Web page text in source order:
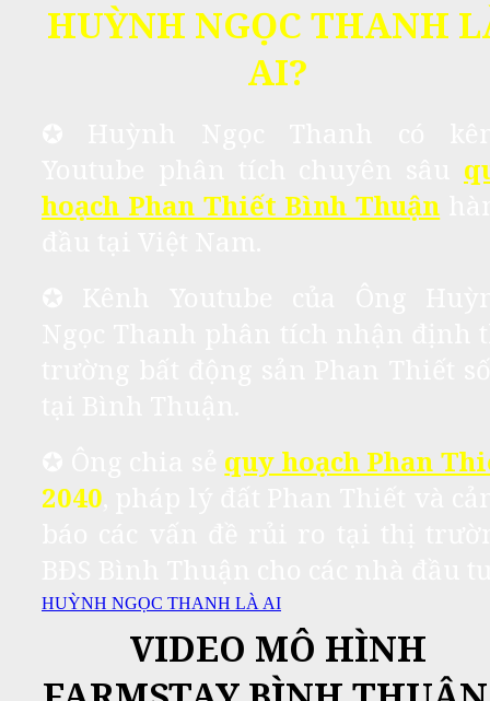
HUỲNH NGỌC THANH
AI?
hoạch Phan Thiết Bình Thuận
quy hoạch Phan
2040
HUỲNH NGỌC THANH LÀ AI
VIDEO MÔ HÌNH